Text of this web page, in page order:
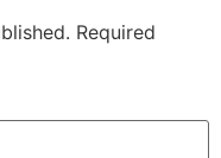
Required